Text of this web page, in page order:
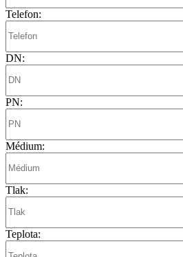
Telefon:
DN:
PN:
Médium:
Tlak:
Teplota: